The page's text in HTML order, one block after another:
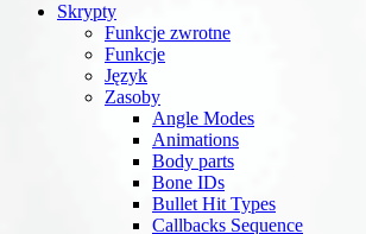
Skrypty
Funkcje zwrotne
Funkcje
Język
Zasoby
Angle Modes
Animations
Body parts
Bone IDs
Bullet Hit Types
Callbacks Sequence